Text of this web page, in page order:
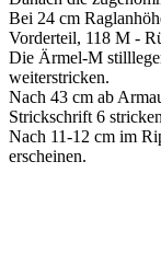
Bei 24 cm
Vorderteil, 118 M -
Die Ärmel-M
weiterstricken.
Nach 43 cm ab
Strickschrift 6
Nach 11-12 cm im
erscheinen.